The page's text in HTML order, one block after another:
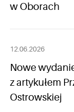
w Oborach
12.06.2026
Nowe
z artykułem
Ostrowskiej